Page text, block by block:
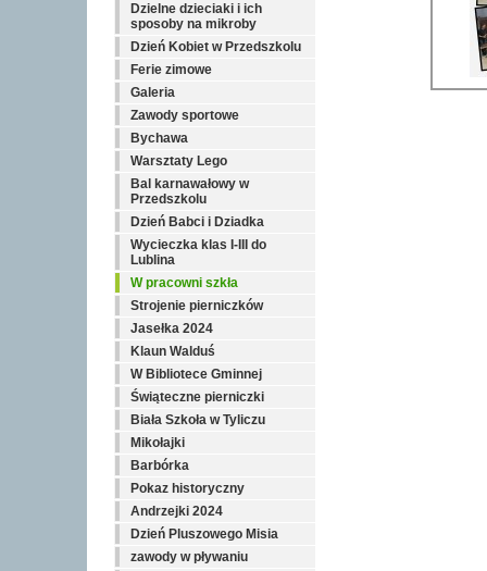
Dzielne dzieciaki i ich
sposoby na mikroby
Dzień Kobiet w Przedszkolu
Ferie zimowe
Galeria
Zawody sportowe
Bychawa
Warsztaty Lego
Bal karnawałowy w
Przedszkolu
Dzień Babci i Dziadka
Wycieczka klas I-III do
Lublina
W pracowni szkła
Strojenie pierniczków
Jasełka 2024
Klaun Walduś
W Bibliotece Gminnej
Świąteczne pierniczki
Biała Szkoła w Tyliczu
Mikołajki
Barbórka
Pokaz historyczny
Andrzejki 2024
Dzień Pluszowego Misia
zawody w pływaniu